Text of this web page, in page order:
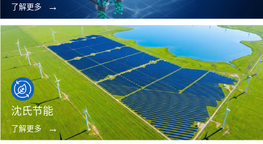
了解更多
沈氏节能
了解更多